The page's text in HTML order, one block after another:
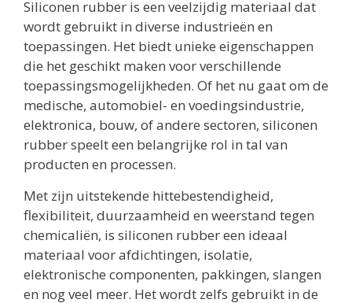
Siliconen rubber is een veelzijdig materiaal dat
wordt gebruikt in diverse industrieën en
toepassingen. Het biedt unieke eigenschappen
die het geschikt maken voor verschillende
toepassingsmogelijkheden. Of het nu gaat om de
medische, automobiel- en voedingsindustrie,
elektronica, bouw, of andere sectoren, siliconen
rubber speelt een belangrijke rol in tal van
producten en processen.
Met zijn uitstekende hittebestendigheid,
flexibiliteit, duurzaamheid en weerstand tegen
chemicaliën, is siliconen rubber een ideaal
materiaal voor afdichtingen, isolatie,
elektronische componenten, pakkingen, slangen
en nog veel meer. Het wordt zelfs gebruikt in de